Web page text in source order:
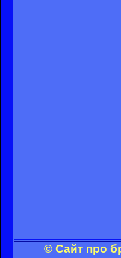
© Сайт про